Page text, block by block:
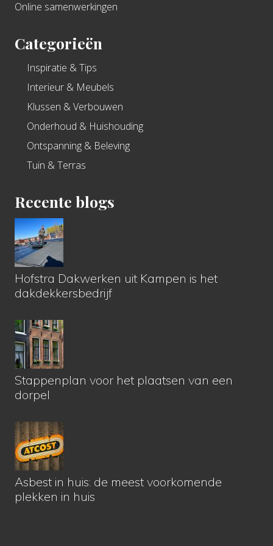
Online samenwerkingen
Categorieën
Inspiratie & Tips
Interieur & Meubels
Klussen & Verbouwen
Onderhoud & Huishouding
Ontspanning & Beleving
Tuin & Terras
Recente blogs
Hofstra Dakwerken uit Kampen is het
dakdekkersbedrijf
Stappenplan voor het plaatsen van een
dorpel
Asbest in huis: de meest voorkomende
plekken in huis